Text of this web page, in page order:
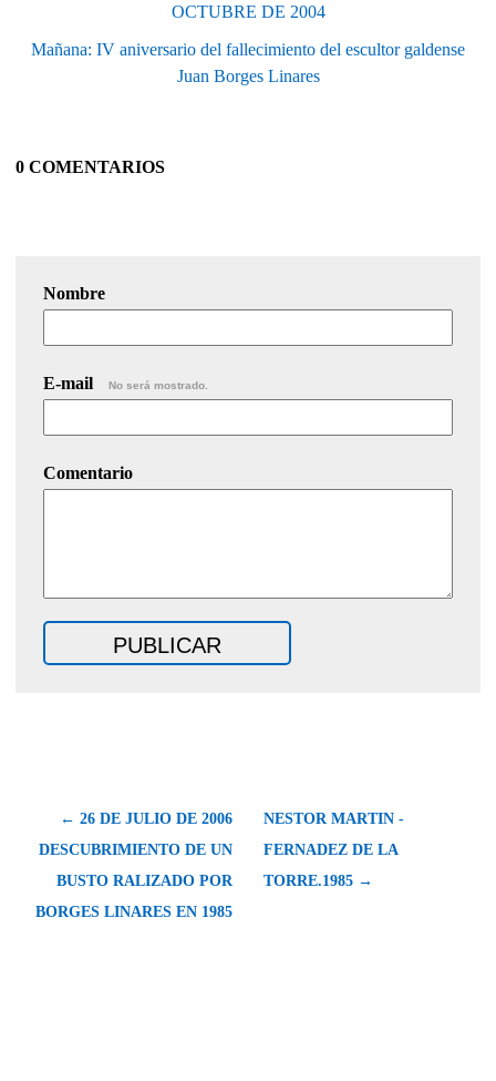
OCTUBRE DE 2004
Mañana: IV aniversario del fallecimiento del escultor galdense
Juan Borges Linares
0 COMENTARIOS
Nombre
E-mail No será mostrado.
Comentario
← 26 DE JULIO DE 2006
DESCUBRIMIENTO DE UN
BUSTO RALIZADO POR
BORGES LINARES EN 1985
NESTOR MARTIN -
FERNADEZ DE LA
TORRE.1985 →